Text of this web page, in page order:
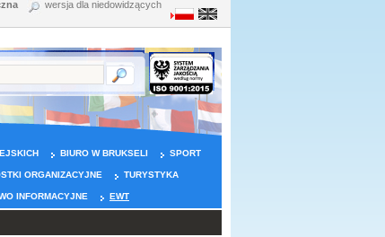
wersja dla niedowidzących
BIURO W BRUKSELI SPORT
ORGANIZACYJNE TURYSTYKA
INFORMACYJNE EWT